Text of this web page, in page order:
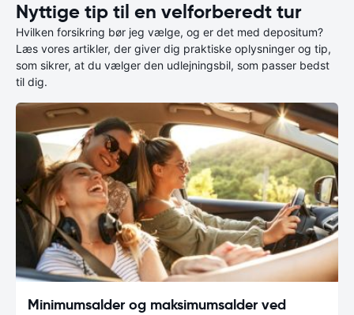
Nyttige tip til en velforberedt tur
Hvilken forsikring bør jeg vælge, og er det med depositum?
Læs vores artikler, der giver dig praktiske oplysninger og tip,
som sikrer, at du vælger den udlejningsbil, som passer bedst
til dig.
Minimumsalder og maksimumsalder ved